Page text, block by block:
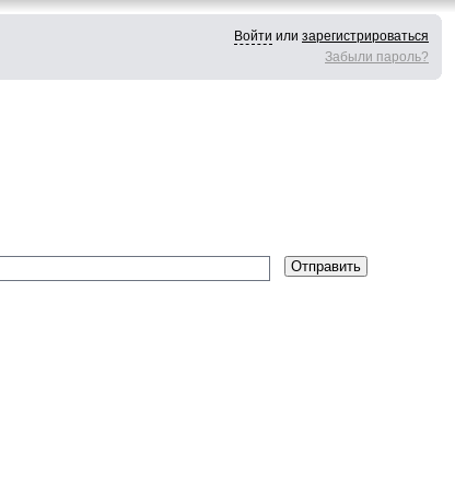
Войти или зарегистрироваться
Забыли пароль?